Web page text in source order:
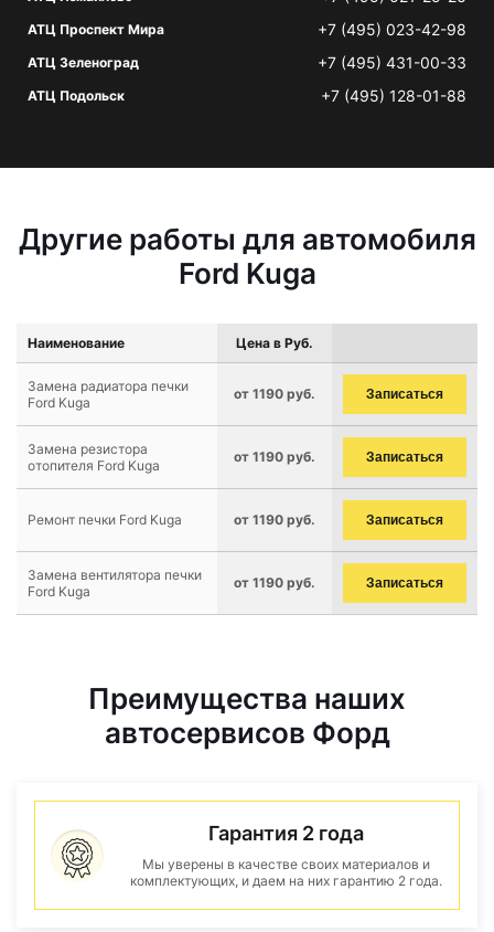
АТЦ Проспект Мира +7 (495) 023-42-98
АТЦ Зеленоград +7 (495) 431-00-33
АТЦ Подольск +7 (495) 128-01-88
Другие работы для автомобиля
Ford Kuga
Наименование Цена в Руб.
Замена радиатора печки
Ford Kuga
от 1190 руб. Записаться
Замена резистора
отопителя Ford Kuga
от 1190 руб. Записаться
Ремонт печки Ford Kuga от 1190 руб. Записаться
Замена вентилятора печки
Ford Kuga
от 1190 руб. Записаться
Преимущества наших
автосервисов Форд
Гарантия 2 года
Мы уверены в качестве своих материалов и
комплектующих, и даем на них гарантию 2 года.